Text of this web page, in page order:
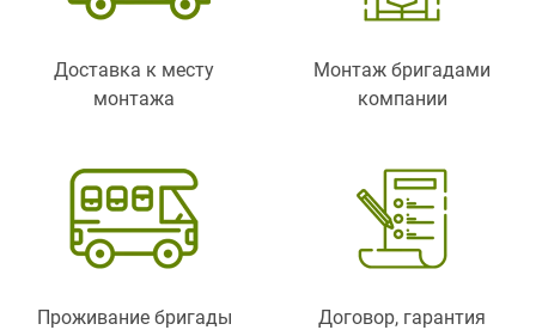
Доставка к месту
монтажа
Монтаж бригадами
компании
Проживание бригады Договор, гарантия